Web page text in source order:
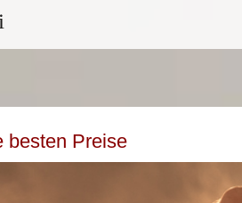
besten Preise